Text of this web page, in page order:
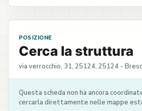
POSIZIONE
Cerca la struttura
via verrocchio, 31, 25124, 25124 -
Questa scheda non ha ancora
cercarla direttamente nelle mappe